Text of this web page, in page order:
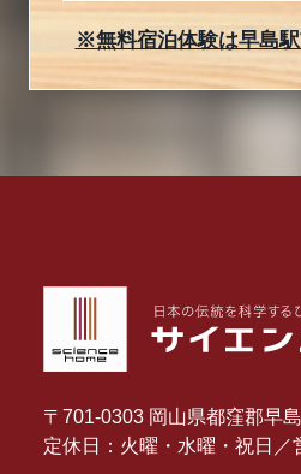
※無料宿泊体験は早島
〒701-0303 岡山県都窪郡早
定休日：火曜・水曜・祝日